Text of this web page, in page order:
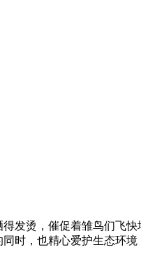
发烫，催促着雏鸟们飞
时，也精心爱护生态环境